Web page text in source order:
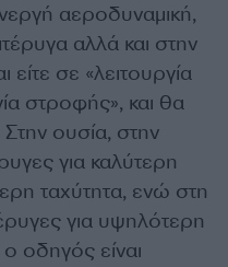
αεροδυναμική,
αλλά και στην
είτε σε «λειτουργία
στροφής», και θα
ουσία, στην
για καλύτερη
ταχύτητα, ενώ στη
για υψηλότερη
οδηγός είναι